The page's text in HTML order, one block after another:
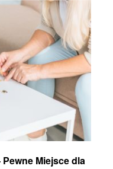
Miejsce dla